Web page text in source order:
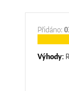
Přidáno:
Výhody: